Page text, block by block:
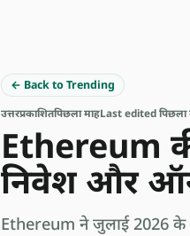
← Back to Trending
उत्तरप्रकाशितपिछला माहLast edited पिछला
Ethereum
निवेश और
Ethereum ने जुलाई 2026 के